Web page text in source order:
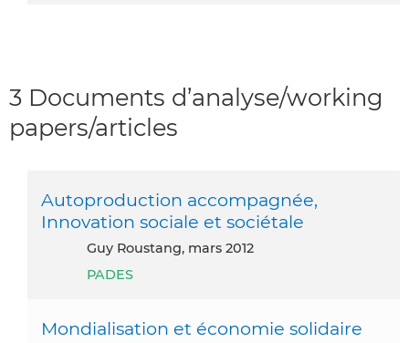
3 Documents d’analyse/working
papers/articles
Autoproduction accompagnée,
Innovation sociale et sociétale
Guy Roustang, mars 2012
PADES
Mondialisation et économie solidaire